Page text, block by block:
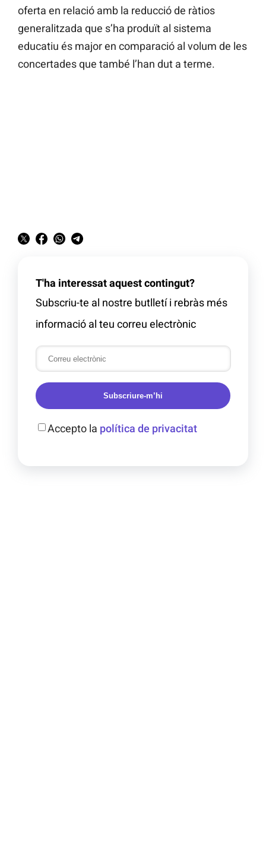
oferta en relació amb la reducció de ràtios
generalitzada que s’ha produït al sistema
educatiu és major en comparació al volum de les
concertades que també l’han dut a terme.
T'ha interessat aquest contingut?
Subscriu-te al nostre butlletí i rebràs més
informació al teu correu electrònic
Subscriure-m’hi
Accepto la política de privacitat